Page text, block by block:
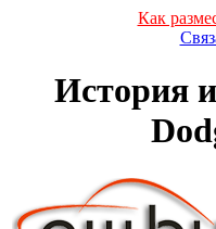
Как
История